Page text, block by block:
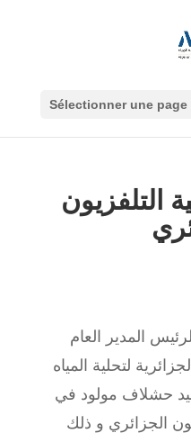
Sélectionner une page
التلفزيون
المدير العام
لتحلية المياه
حشلاف مولود في
الجزائري و ذلك